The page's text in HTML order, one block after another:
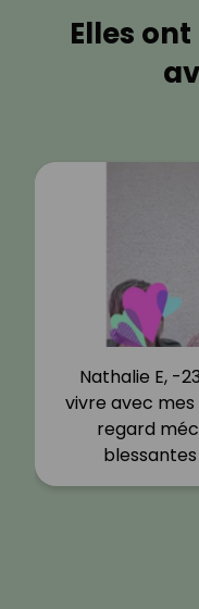
Elles
Nathalie E, -
vivre avec
regard
blessantes